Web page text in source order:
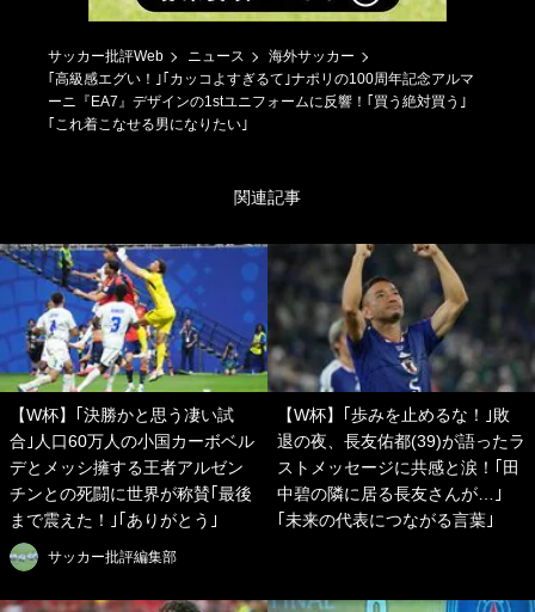
サッカー批評Web ニュース
海外サッカー
｢高級感エグい！｣｢カッコよすぎるて｣ナポリの100周年記念アルマ
ーニ『EA7』デザインの1stユニフォームに反響！｢買う絶対買う｣
｢これ着こなせる男になりたい｣
関連記事
【W杯】｢決勝かと思う凄い試
合｣人口60万人の小国カーボベル
デとメッシ擁する王者アルゼン
チンとの死闘に世界が称賛｢最後
まで震えた！｣｢ありがとう｣
サッカー批評編集部
【W杯】｢歩みを止めるな！｣敗
退の夜、長友佑都(39)が語ったラ
ストメッセージに共感と涙！｢田
中碧の隣に居る長友さんが…｣
｢未来の代表につながる言葉｣